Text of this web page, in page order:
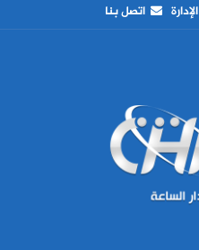
الإدارة اتصل بنا